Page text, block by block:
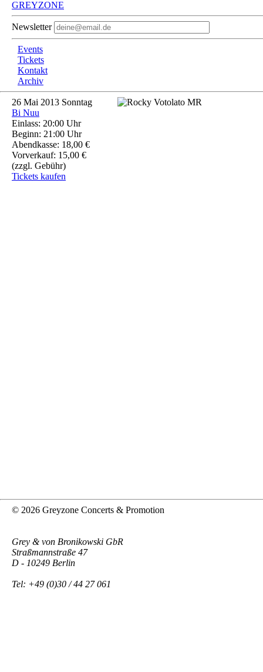
GREYZONE
Newsletter
Events
Tickets
Kontakt
Archiv
26 Mai 2013 Sonntag
Bi Nuu
Einlass: 20:00 Uhr
Beginn: 21:00 Uhr
Abendkasse: 18,00 €
Vorverkauf: 15,00 €
(zzgl. Gebühr)
Tickets kaufen
© 2026 Greyzone Concerts & Promotion
Grey & von Bronikowski GbR
Straßmannstraße 47
D - 10249 Berlin
Tel: +49 (0)30 / 44 27 061